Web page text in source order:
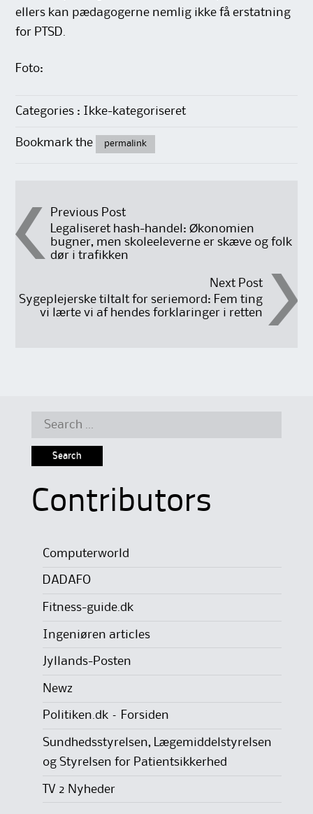
ellers kan pædagogerne nemlig ikke få erstatning
for PTSD.
Foto:
Categories : Ikke-kategoriseret
Bookmark the permalink
Post
navigation
Previous Post
Legaliseret hash-handel: Økonomien
bugner, men skoleeleverne er skæve og folk
dør i trafikken
Next Post
Sygeplejerske tiltalt for seriemord: Fem ting
vi lærte vi af hendes forklaringer i retten
Search
Contributors
Computerworld
DADAFO
Fitness-guide.dk
Ingeniøren articles
Jyllands-Posten
Newz
Politiken.dk – Forsiden
Sundhedsstyrelsen, Lægemiddelstyrelsen
og Styrelsen for Patientsikkerhed
TV 2 Nyheder